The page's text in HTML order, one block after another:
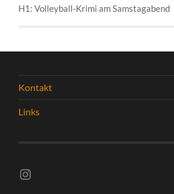
H1: Volleyball-Krimi am Samstagabend
Kontakt
Links
Instagram vsghelmstadt.volleyball